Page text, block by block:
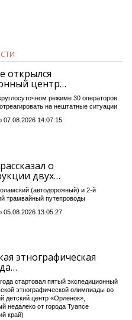
открылся
центр…
режиме 30 операторов
на нештатные ситуации
07.08.2026 14:07:15
о
двух…
(автодорожный) и 2-й
трамвайный путепроводы
05.08.2026 13:05:27
этнографическая
стартовал пятый экспедиционный
этнографической олимпиады во
детский центр «Орленок»,
недалеко от города Туапсе
край)